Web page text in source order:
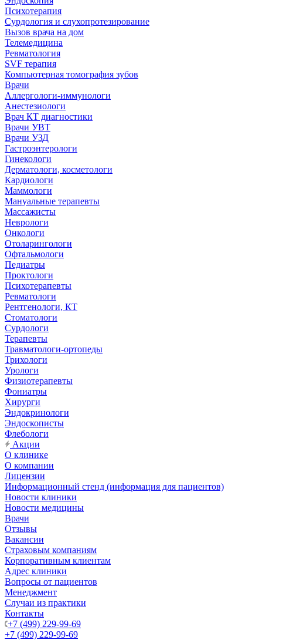
Психотерапия
Сурдология и слухопротезирование
Вызов врача на дом
Телемедицина
Ревматология
SVF терапия
Компьютерная томография зубов
Врачи
Аллергологи-иммунологи
Анестезиологи
Врач КТ диагностики
Врачи УВТ
Врачи УЗД
Гастроэнтерологи
Гинекологи
Дерматологи, косметологи
Кардиологи
Маммологи
Мануальные терапевты
Массажисты
Неврологи
Онкологи
Отоларингологи
Офтальмологи
Педиатры
Проктологи
Психотерапевты
Ревматологи
Рентгенологи, КТ
Стоматологи
Сурдологи
Терапевты
Травматологи-ортопеды
Трихологи
Урологи
Физиотерапевты
Фониатры
Хирурги
Эндокринологи
Эндоскописты
Флебологи
Акции
О клинике
О компании
Лицензии
Информационный стенд (информация для пациентов)
Новости клиники
Новости медицины
Врачи
Отзывы
Вакансии
Страховым компаниям
Корпоративным клиентам
Адрес клиники
Вопросы от пациентов
Менеджмент
Случаи из практики
Контакты
+7 (499) 229-99-69
+7 (499) 229-99-69